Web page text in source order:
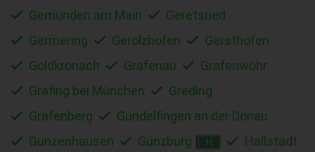
Gemünden am Main
Geretsried
Germering
Gerolzhofen
Gersthofen
Goldkronach
Grafenau
Grafenwöhr
Grafing bei München
Greding
Gräfenberg
Gundelfingen an der Donau
Gunzenhausen
Günzburg H
Hallstadt